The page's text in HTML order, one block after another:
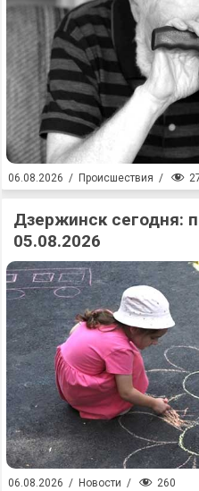
06.08.2026 / Происшествия /
Дзержинск сегодня:
05.08.2026
06.08.2026 / Новости / 260